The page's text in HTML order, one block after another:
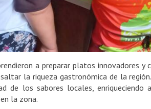
a preparar platos innovadores y
la riqueza gastronómica de la
de los sabores locales,
la zona.